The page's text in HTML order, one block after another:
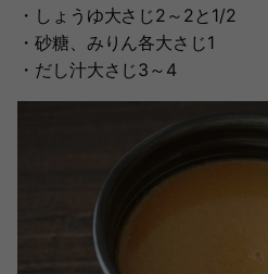
・しょうゆ大さじ2～2と1/2
・砂糖、みりん各大さじ1
・だし汁大さじ3～4